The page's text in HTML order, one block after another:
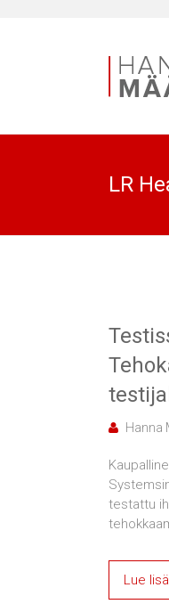
LR
Hanna
testattu
Lue